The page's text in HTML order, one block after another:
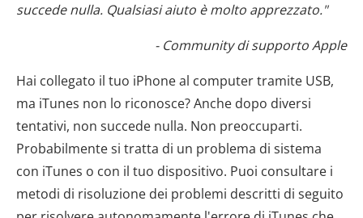
succede nulla. Qualsiasi aiuto è molto apprezzato."
- Community di supporto Apple
Hai collegato il tuo iPhone al computer tramite USB,
ma iTunes non lo riconosce? Anche dopo diversi
tentativi, non succede nulla. Non preoccuparti.
Probabilmente si tratta di un problema di sistema
con iTunes o con il tuo dispositivo. Puoi consultare i
metodi di risoluzione dei problemi descritti di seguito